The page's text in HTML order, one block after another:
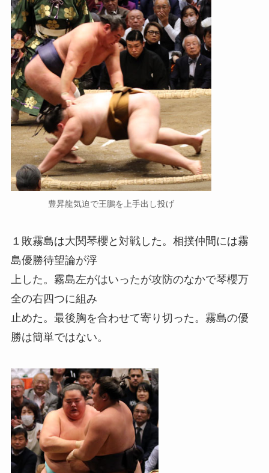
豊昇龍気迫で王鵬を上手出し投げ
１敗霧島は大関琴櫻と対戦した。相撲仲間には霧
島優勝待望論が浮
上した。霧島左がはいったが攻防のなかで琴櫻万
全の右四つに組み
止めた。最後胸を合わせて寄り切った。霧島の優
勝は簡単ではない。